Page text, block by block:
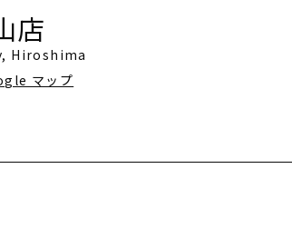
店
Hiroshima
マップ